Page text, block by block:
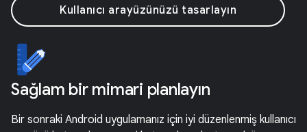
Kullanıcı arayüzünüzü tasarlayın
Sağlam bir mimari planlayın
Bir sonraki Android uygulamanız için iyi düzenlenmiş kullanıcı